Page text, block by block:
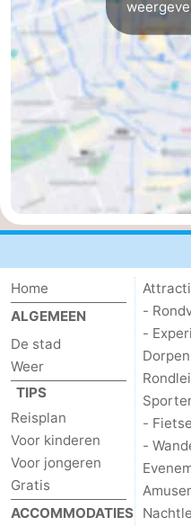
Noord-
Holland
-
Zuid-
Holland
Praktisch
Forum
Reisboekenwinkel
Openbaar
vervoer
Route
Centraal
Station
Schiphol
Eindhoven
-
Parkeren
Tips
toeristen
Medische
adressen
Weer
Home
ALGEMEEN
De stad
Weer
TIPS
Reisplan
Voor kinderen
Voor jongeren
Gratis
ACCOMMODATIES
-
-
-
-